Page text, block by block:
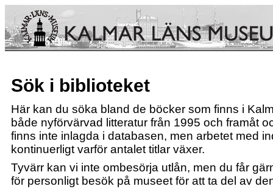
Sök i biblioteket
Här kan du söka bland de böcker som finns i
både nyförvärvad litteratur från 1995 och framåt
finns inte inlagda i databasen, men arbetet med
kontinuerligt varför antalet titlar växer.
Tyvärr kan vi inte ombesörja utlån, men du får
för personligt besök på museet för att ta del av